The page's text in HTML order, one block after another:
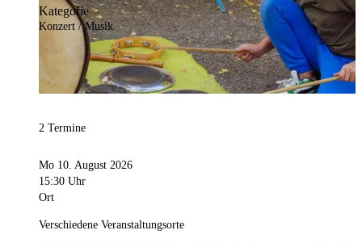
Kategorie
Konzert / Musik
2 Termine
Mo 10. August 2026
15:30 Uhr
Ort
Verschiedene Veranstaltungsorte